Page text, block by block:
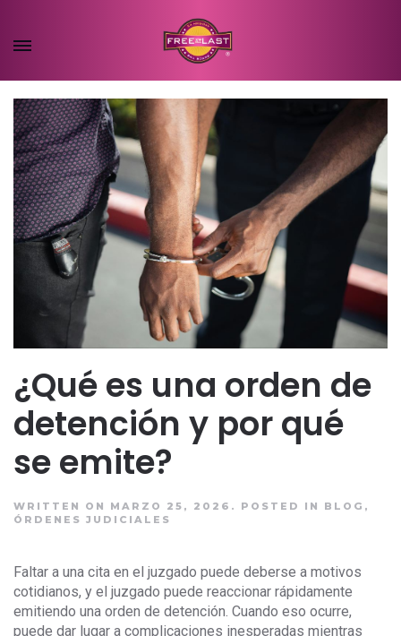
¿Qué es una orden de
detención y por qué
se emite?
WRITTEN ON MARZO 25, 2026. POSTED IN BLOG ,
ÓRDENES JUDICIALES
Faltar a una cita en el juzgado puede deberse a motivos
cotidianos, y el juzgado puede reaccionar rápidamente
emitiendo una orden de detención. Cuando eso ocurre,
puede dar lugar a complicaciones inesperadas mientras